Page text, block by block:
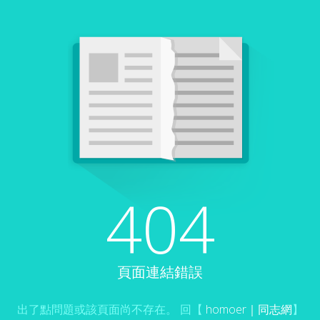
404
頁面連結錯誤
出了點問題或該頁面尚不存在。 回【 homoer｜同志網】